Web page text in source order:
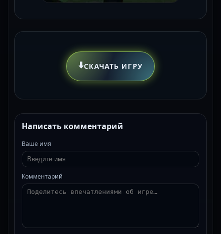
⬇️СКАЧАТЬ ИГРУ
Написать комментарий
Ваше имя
Комментарий